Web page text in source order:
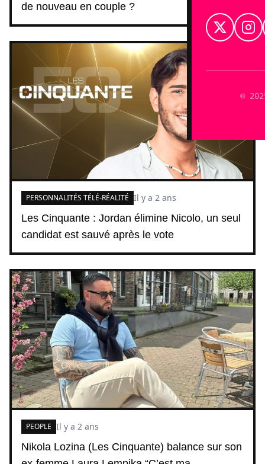
©
de nouveau en couple ?
Les Cinquante : Jordan élimine Nicolo, un seul
candidat est sauvé après le vote
PERSONNALITÉS TÉLÉ-RÉALITÉ Il y a 2 ans
Nikola Lozina (Les Cinquante) balance sur son
PEOPLE Il y a 2 ans